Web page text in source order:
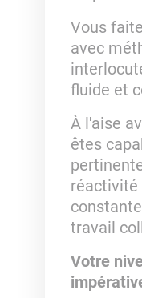
Vous
avec
fluide et
À l'aise
êtes
réactivité
travail
Votre